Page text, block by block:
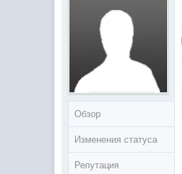
Обзор
Изменения статуса
Репутация